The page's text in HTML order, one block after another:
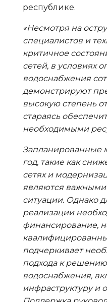
республике.
«Несмотря на
специалистов и
критичное
сетей, в условиях
водоснабжения
демонстрируют
высокую степень
стараясь
необходимыми
Запланированные
год, такие как
сетях и
являются
ситуации. Однако
реализации
финансирование,
подчеркивает
подхода к
водоснабжения,
инфраструктуру и